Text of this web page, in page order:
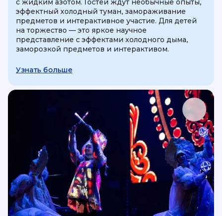
с жидким азотом. Гостей ждут необычные опыты,
эффектный холодный туман, замораживание
предметов и интерактивное участие. Для детей
на торжество — это яркое научное
представление с эффектами холодного дыма,
заморозкой предметов и интерактивом.
Узнать больше